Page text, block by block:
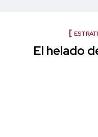
El helado